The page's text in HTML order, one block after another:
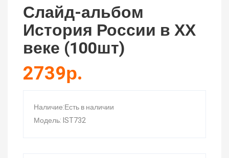
Слайд-альбом
История России в ХХ
веке (100шт)
2739р.
Наличие:Есть в наличии
Модель: IST732